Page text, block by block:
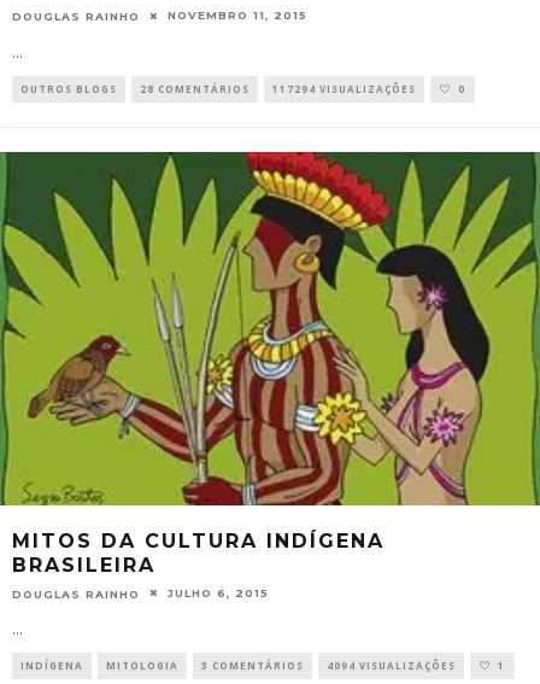
DOUGLAS RAINHO NOVEMBRO 11, 2015
...
OUTROS BLOGS 28 COMENTÁRIOS 117294 VISUALIZAÇÕES 0
MITOS DA CULTURA INDÍGENA
BRASILEIRA
DOUGLAS RAINHO JULHO 6, 2015
...
INDÍGENA MITOLOGIA 3 COMENTÁRIOS 4094 VISUALIZAÇÕES 1